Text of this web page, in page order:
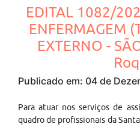
EDITAL 1082/
ENFERMAGEM
EXTERNO -
Publicado em: 04 de
Para atuar nos serviços de
quadro de profissionais da